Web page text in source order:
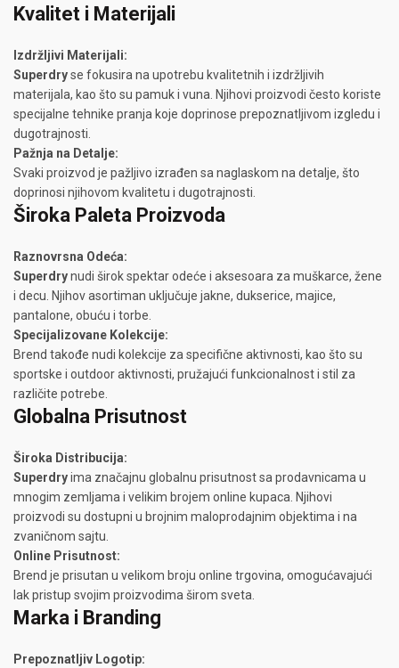
Kvalitet i Materijali
Izdržljivi Materijali:
Superdryse fokusira na upotrebu kvalitetnih i izdržljivih
materijala, kao što su pamuk i vuna. Njihovi proizvodi često koriste
specijalne tehnike pranja koje doprinosе prepoznatljivom izgledu i
dugotrajnosti.
Pažnja na Detalje:
Svaki proizvod je pažljivo izrađen sa naglaskom na detalje, što
doprinosi njihovom kvalitetu i dugotrajnosti.
Široka Paleta Proizvoda
Raznovrsna Odeća:
Superdrynudi širok spektar odeće i aksesoara za muškarce, žene
i decu. Njihov asortiman uključuje jakne, dukserice, majice,
pantalone, obuću i torbe.
Specijalizovane Kolekcije:
Brend takođe nudi kolekcije za specifične aktivnosti, kao što su
sportske i outdoor aktivnosti, pružajući funkcionalnost i stil za
različite potrebe.
Globalna Prisutnost
Široka Distribucija:
Superdryima značajnu globalnu prisutnost sa prodavnicama u
mnogim zemljama i velikim brojem online kupaca. Njihovi
proizvodi su dostupni u brojnim maloprodajnim objektima i na
zvaničnom sajtu.
Online Prisutnost:
Brend je prisutan u velikom broju online trgovina, omogućavajući
lak pristup svojim proizvodima širom sveta.
Marka i Branding
Prepoznatljiv Logotip: